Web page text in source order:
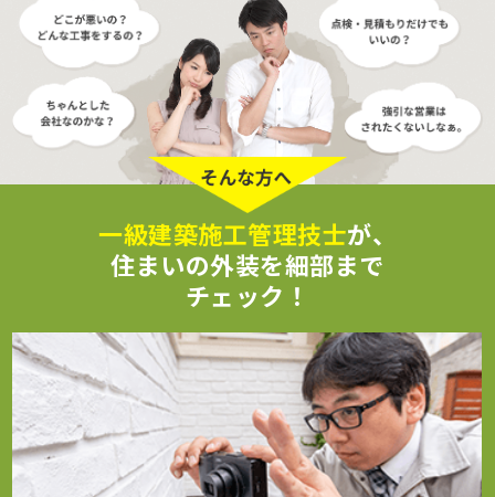
一級建築施工管理技士が、
住まいの外装を細部まで
チェック！